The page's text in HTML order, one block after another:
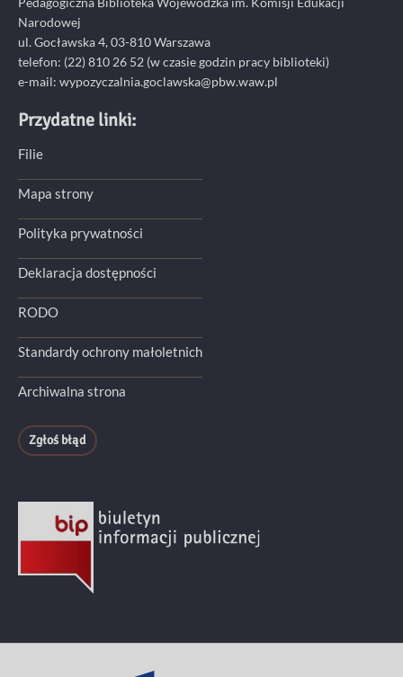
Narodowej
ul. Gocławska 4, 03-810 Warszawa
telefon: (22) 810 26 52 (w czasie godzin pracy biblioteki)
e-mail: wypozyczalnia.goclawska@pbw.waw.pl
Przydatne linki:
Filie
Mapa strony
Polityka prywatności
Deklaracja dostępności
RODO
Standardy ochrony małoletnich
Archiwalna strona
Zgłoś błąd